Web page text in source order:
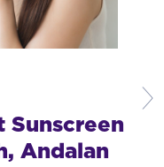
Sunscreen
Andalan